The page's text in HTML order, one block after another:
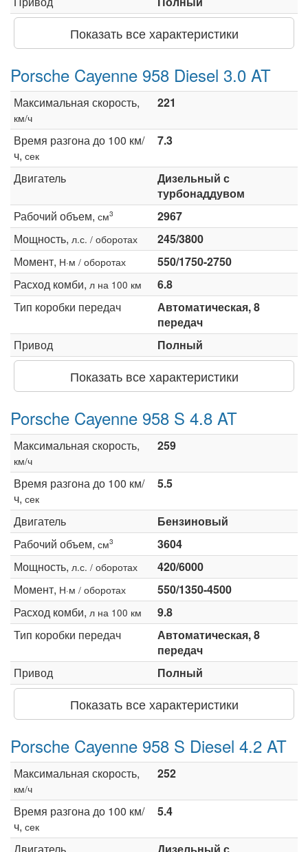
Показать все характеристики
Porsche Cayenne 958 Diesel 3.0 AT
Максимальная скорость,
км/ч
221
Время разгона до 100 км/
ч, сек
7.3
Двигатель
Дизельный с
турбонаддувом
Рабочий объем, см3
2967
Мощность, л.с. / оборотах
245/3800
Момент, Н·м / оборотах
550/1750-2750
Расход комби, л на 100 км
6.8
Тип коробки передач
Автоматическая, 8
передач
Привод
Полный
Показать все характеристики
Porsche Cayenne 958 S 4.8 AT
Максимальная скорость,
км/ч
259
Время разгона до 100 км/
ч, сек
5.5
Двигатель
Бензиновый
Рабочий объем, см3
3604
Мощность, л.с. / оборотах
420/6000
Момент, Н·м / оборотах
550/1350-4500
Расход комби, л на 100 км
9.8
Тип коробки передач
Автоматическая, 8
передач
Привод
Полный
Показать все характеристики
Porsche Cayenne 958 S Diesel 4.2 AT
Максимальная скорость,
км/ч
252
Время разгона до 100 км/
ч, сек
5.4
Двигатель Дизельный с